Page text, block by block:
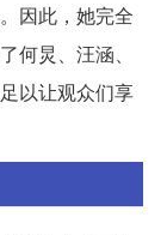
因此，她完全
何炅、汪涵、
以让观众们享